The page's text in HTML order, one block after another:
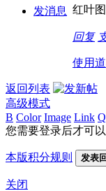
发消息 红叶
回复
使用
返回列表
高级模式
B Color Image Link
您需要登录后才可
本版积分规则 发表
关闭